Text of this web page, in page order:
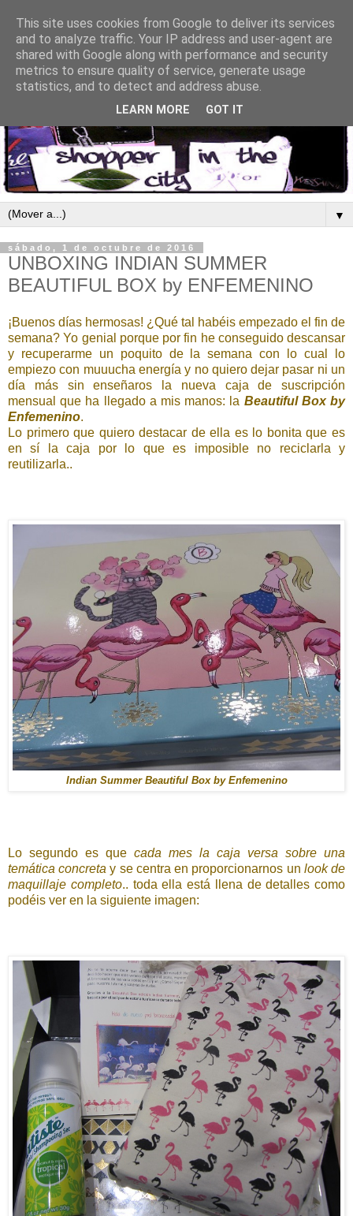
▼
sábado, 1 de octubre de 2016
UNBOXING INDIAN SUMMER
BEAUTIFUL BOX by ENFEMENINO
¡Buenos días hermosas! ¿Qué tal habéis empezado el fin de
semana? Yo genial porque por fin he conseguido descansar
y recuperarme un poquito de la semana con lo cual lo
empiezo con muuucha energía y no quiero dejar pasar ni un
día más sin enseñaros la nueva caja de suscripción
mensual que ha llegado a mis manos: la Beautiful Box by
Enfemenino.
Lo primero que quiero destacar de ella es lo bonita que es
en sí la caja por lo que es imposible no reciclarla y
reutilizarla..
Indian Summer Beautiful Box by Enfemenino
Lo segundo es que cada mes la caja versa sobre una
temática concretay se centra en proporcionarnos un look de
maquillaje completo.. toda ella está llena de detalles como
podéis ver en la siguiente imagen:
This site uses cookies from Google to deliver its services
and to analyze traffic. Your IP address and user-agent are
shared with Google along with performance and security
metrics to ensure quality of service, generate usage
statistics, and to detect and address abuse.
LEARN MORE GOT IT